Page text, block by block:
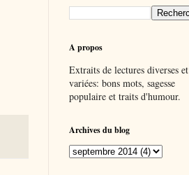
A propos
Extraits de lectures diverses et
variées: bons mots, sagesse
populaire et traits d'humour.
Archives du blog